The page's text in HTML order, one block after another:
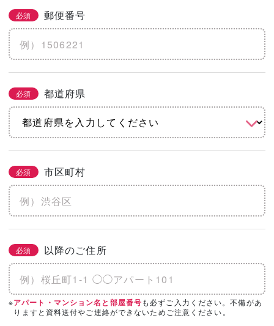
必須 郵便番号
必須 都道府県
必須 市区町村
必須 以降のご住所
※アパート・マンション名と部屋番号も必ずご入力ください。不備があ
りますと資料送付やご連絡ができないためご注意ください。